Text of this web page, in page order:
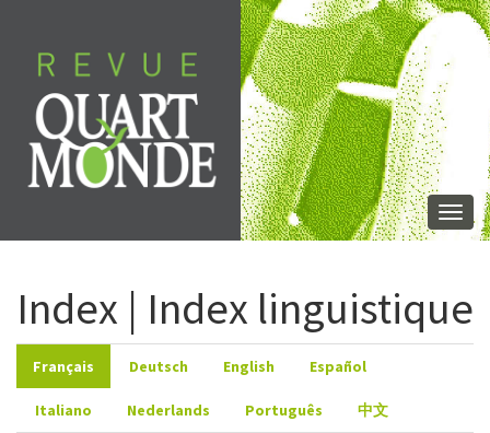
contenu
Index | Index linguistique
Français Deutsch English Español
Italiano Nederlands Português 中文